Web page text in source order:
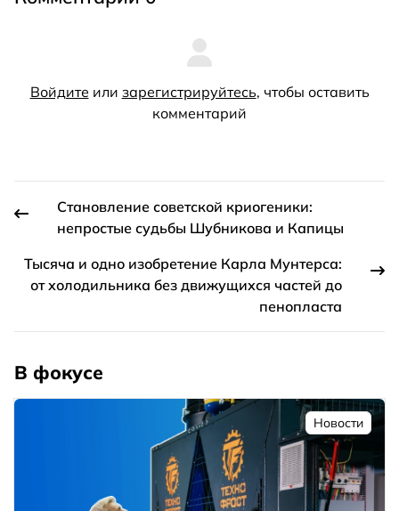
Войдите или зарегистрируйтесь, чтобы оставить
комментарий
Становление советской криогеники:
непростые судьбы Шубникова и Капицы
Тысяча и одно изобретение Карла Мунтерса:
от холодильника без движущихся частей до
пенопласта
В фокусе
Новости